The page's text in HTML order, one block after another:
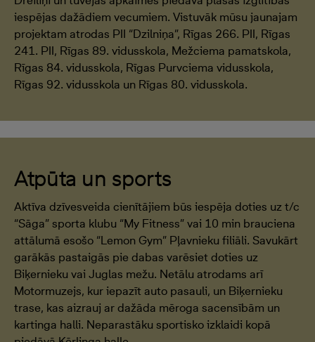
iespējas dažādiem vecumiem. Vistuvāk mūsu jaunajam
projektam atrodas PII “Dzilniņa”, Rīgas 266. PII, Rīgas
241. PII, Rīgas 89. vidusskola, Mežciema pamatskola,
Rīgas 84. vidusskola, Rīgas Purvciema vidusskola,
Rīgas 92. vidusskola un Rīgas 80. vidusskola.
Atpūta un sports
Aktīva dzīvesveida cienītājiem būs iespēja doties uz t/c
“Sāga” sporta klubu “My Fitness” vai 10 min brauciena
attālumā esošo “Lemon Gym” Pļavnieku filiāli. Savukārt
garākās pastaigās pie dabas varēsiet doties uz
Biķernieku vai Juglas mežu. Netālu atrodams arī
Motormuzejs, kur iepazīt auto pasauli, un Biķernieku
trase, kas aizrauj ar dažāda mēroga sacensībām un
kartinga halli. Neparastāku sportisko izklaidi kopā